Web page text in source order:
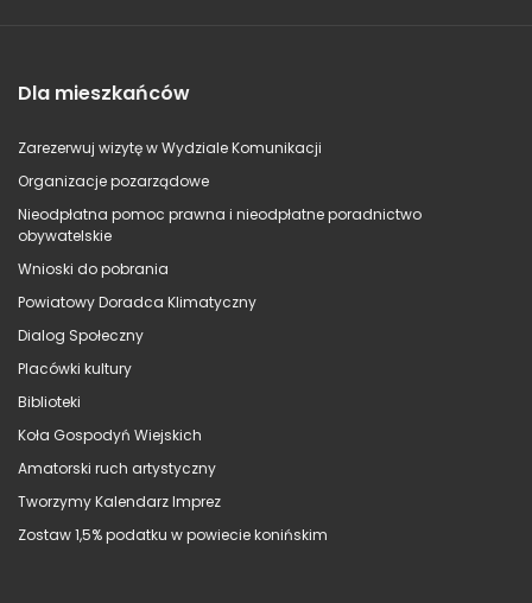
Dla mieszkańców
Zarezerwuj wizytę w Wydziale Komunikacji
Organizacje pozarządowe
Nieodpłatna pomoc prawna i nieodpłatne poradnictwo
obywatelskie
Wnioski do pobrania
Powiatowy Doradca Klimatyczny
Dialog Społeczny
Placówki kultury
Biblioteki
Koła Gospodyń Wiejskich
Amatorski ruch artystyczny
Tworzymy Kalendarz Imprez
Zostaw 1,5% podatku w powiecie konińskim